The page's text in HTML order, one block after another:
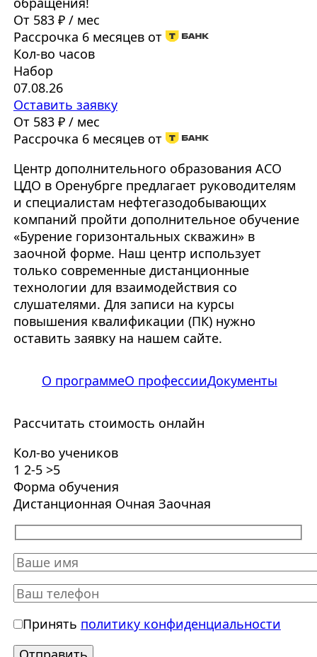
От 583 ₽ / мес
Рассрочка 6 месяцев от
Кол-во часов
Набор
07.08.26
Оставить заявку
От 583 ₽ / мес
Рассрочка 6 месяцев от
Центр дополнительного образования АСО
ЦДО в Оренубрге предлагает руководителям
и специалистам нефтегазодобывающих
компаний пройти дополнительное обучение
«Бурение горизонтальных скважин» в
заочной форме. Наш центр использует
только современные дистанционные
технологии для взаимодействия со
слушателями. Для записи на курсы
повышения квалификации (ПК) нужно
оставить заявку на нашем сайте.
О программеО профессииДокументы
Рассчитать стоимость онлайн
Кол-во учеников
1 2-5 >5
Форма обучения
Дистанционная Очная Заочная
Принять политику конфиденциальности